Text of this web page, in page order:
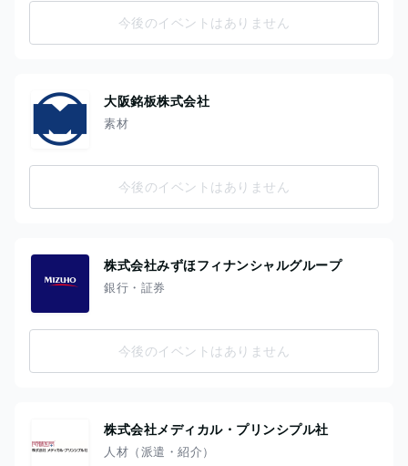
今後のイベントはありません
大阪銘板株式会社
素材
今後のイベントはありません
株式会社みずほフィナンシャルグループ
銀行・証券
今後のイベントはありません
株式会社メディカル・プリンシプル社
人材（派遣・紹介）